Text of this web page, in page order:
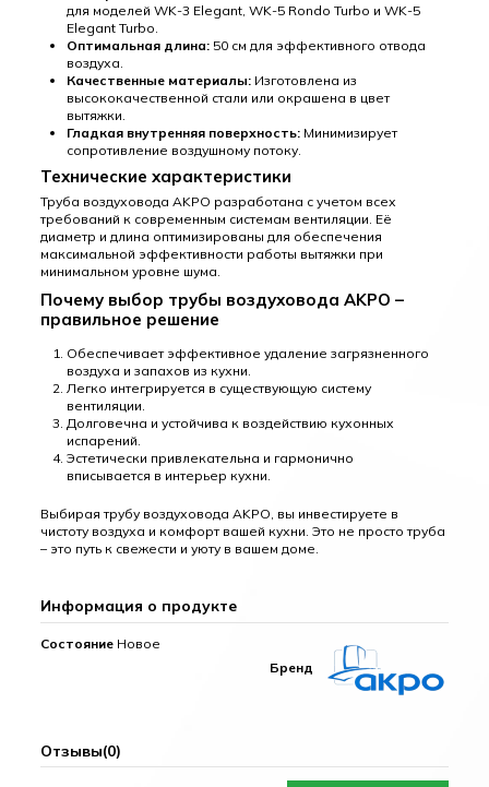
для моделей WK-3 Elegant, WK-5 Rondo Turbo и WK-5
Elegant Turbo.
Оптимальная длина: 50 см для эффективного отвода
воздуха.
Качественные материалы: Изготовлена из
высококачественной стали или окрашена в цвет
вытяжки.
Гладкая внутренняя поверхность: Минимизирует
сопротивление воздушному потоку.
Технические характеристики
Труба воздуховода AKPO разработана с учетом всех
требований к современным системам вентиляции. Её
диаметр и длина оптимизированы для обеспечения
максимальной эффективности работы вытяжки при
минимальном уровне шума.
Почему выбор трубы воздуховода AKPO –
правильное решение
Обеспечивает эффективное удаление загрязненного
воздуха и запахов из кухни.
Легко интегрируется в существующую систему
вентиляции.
Долговечна и устойчива к воздействию кухонных
испарений.
Эстетически привлекательна и гармонично
вписывается в интерьер кухни.
Выбирая трубу воздуховода AKPO, вы инвестируете в
чистоту воздуха и комфорт вашей кухни. Это не просто труба
– это путь к свежести и уюту в вашем доме.
Информация о продукте
Бренд
Состояние Новое
Отзывы(0)